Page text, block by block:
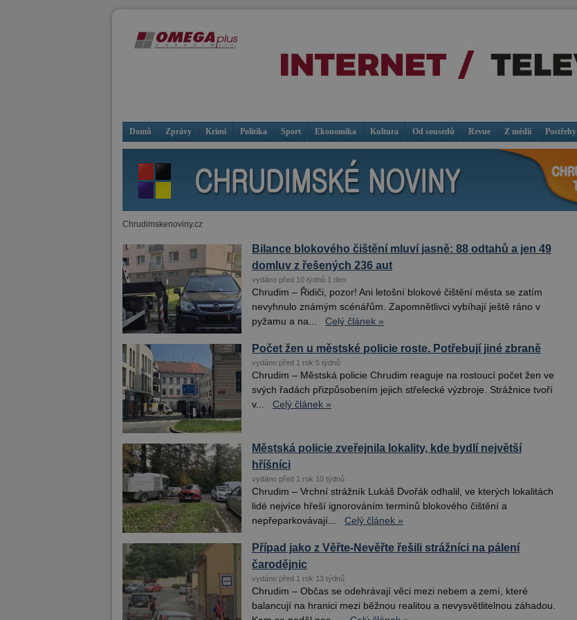
Domů Zprávy Krimi Politika Sport Ekonomika Kultura Od sousedů Revue Z médií Postřehy
Chrudimskenoviny.cz
Bilance blokového čištění mluví jasně: 88 odtahů a jen 49
domluv z řešených 236 aut
vydáno před 10 týdnů 1 den
Chrudim – Řidiči, pozor! Ani letošní blokové čištění města se zatím
nevyhnulo známým scénářům. Zapomnětlivci vybíhají ještě ráno v
pyžamu a na...
Celý článek »
Počet žen u městské policie roste. Potřebují jiné zbraně
vydáno před 1 rok 5 týdnů
Chrudim – Městská policie Chrudim reaguje na rostoucí počet žen ve
svých řadách přizpůsobením jejich střelecké výzbroje. Strážnice tvoří
v...
Celý článek »
Městská policie zveřejnila lokality, kde bydlí největší
hříšníci
vydáno před 1 rok 10 týdnů
Chrudim – Vrchní strážník Lukáš Dvořák odhalil, ve kterých lokalitách
lidé nejvíce hřeší ignorováním termínů blokového čištění a
nepřeparkovávají...
Celý článek »
Případ jako z Věřte-Nevěřte řešili strážníci na pálení
čarodějnic
vydáno před 1 rok 13 týdnů
Chrudim – Občas se odehrávají věci mezi nebem a zemí, které
balancují na hranici mezi běžnou realitou a nevysvětlitelnou záhadou.